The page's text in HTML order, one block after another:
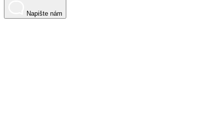
Napište nám